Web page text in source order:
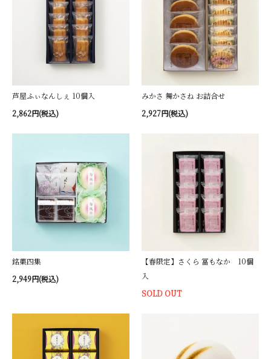
芦屋ふぃなんしぇ 10個入
2,862円(税込)
みかさ 舞かさね お詰合せ
2,927円(税込)
銘菓四集
2,949円(税込)
【春限定】さくら 冨もなか 10個
入
SOLD OUT